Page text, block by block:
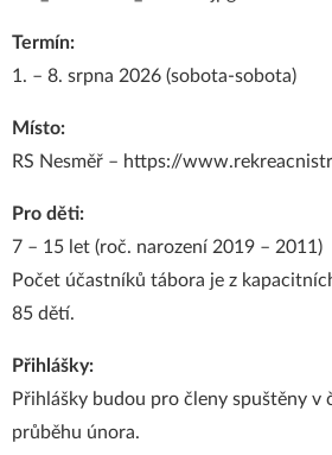
Termín:
1. – 8. srpna 2026 (sobota-sobota)
Místo:
RS Nesměř – https://
Pro děti:
7 – 15 let (roč. narození 2019 – 2011)
Počet účastníků tábora je z
85 dětí.
Přihlášky:
Přihlášky budou pro členy spuštěny v
průběhu února.